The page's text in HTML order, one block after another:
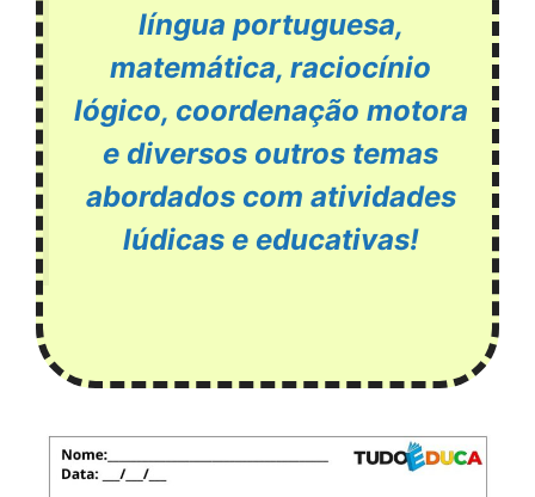
língua portuguesa,
matemática, raciocínio
lógico, coordenação motora
e diversos outros temas
abordados com atividades
lúdicas e educativas!